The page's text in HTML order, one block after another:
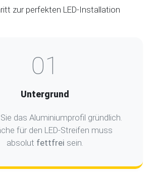
zur perfekten LED-Installation
01
Untergrund
das Aluminiumprofil gründlich.
für den LED-Streifen muss
absolut fettfrei sein.